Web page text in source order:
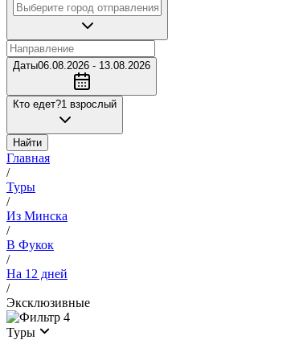
Даты06.08.2026 - 13.08.2026
Кто едет?1 взрослый
Найти
Главная
/
Туры
/
Из Минска
/
В Фукок
/
На 12 дней
/
Эксклюзивные
4
Туры